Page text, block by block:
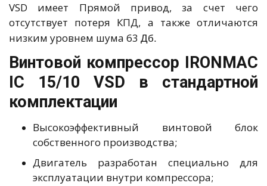
VSD имеет Прямой привод, за счет чего
отсутствует потеря КПД, а также отличаются
низким уровнем шума 63 Дб.
Винтовой компрессор IRONMAC
IC 15/10 VSD в стандартной
комплектации
Высокоэффективный винтовой блок
собственного производства;
Двигатель разработан специально для
эксплуатации внутри компрессора;